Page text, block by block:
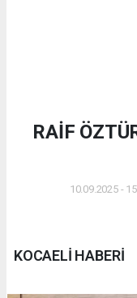
RAİF
10.09.2025 -
KOCAELİ HABERİ